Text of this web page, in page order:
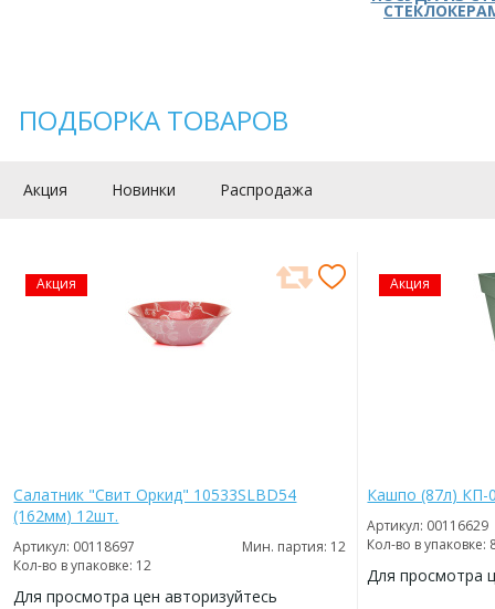
ПОДБОРКА ТОВАРОВ
Акция Новинки Распродажа
Акция
Салатник "Свит Оркид" 10533SLBD54
(162мм) 12шт.
Артикул: 00118697
Мин. партия: 12
Кол-во в упаковке: 12
Для просмотра цен авторизуйтесь
Акция
Кашпо (87л) КП-
Артикул: 00116629
Кол-во в упаковке:
Для просмотра